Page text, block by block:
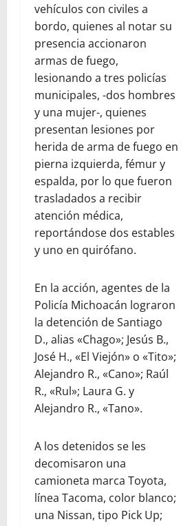
vehículos con civiles a
bordo, quienes al notar su
presencia accionaron
armas de fuego,
lesionando a tres policías
municipales, -dos hombres
y una mujer-, quienes
presentan lesiones por
herida de arma de fuego en
pierna izquierda, fémur y
espalda, por lo que fueron
trasladados a recibir
atención médica,
reportándose dos estables
y uno en quirófano.
En la acción, agentes de la
Policía Michoacán lograron
la detención de Santiago
D., alias «Chago»; Jesús B.,
José H., «El Viejón» o «Tito»;
Alejandro R., «Cano»; Raúl
R., «Rul»; Laura G. y
Alejandro R., «Tano».
A los detenidos se les
decomisaron una
camioneta marca Toyota,
línea Tacoma, color blanco;
una Nissan, tipo Pick Up;